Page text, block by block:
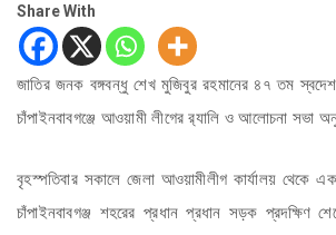
Share With
জাতির জনক বঙ্গবন্ধু শেখ মুজিবুর রহমানের ৪৭ তম স্বদেশ
চাঁপাইনবাবগঞ্জে আওয়ামী লীগের র‌্যালি ও আলোচনা সভা
বৃহস্পতিবার সকালে জেলা আওয়ামীলীগ কার্যালয় থেকে
চাঁপাইনবাবগঞ্জ শহরের প্রধান প্রধান সড়ক প্রদক্ষিণ